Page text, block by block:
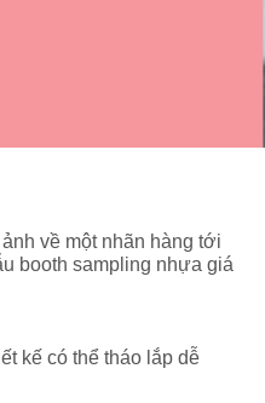
về một nhãn hàng tới
booth sampling nhựa giá
kế có thể tháo lắp dễ